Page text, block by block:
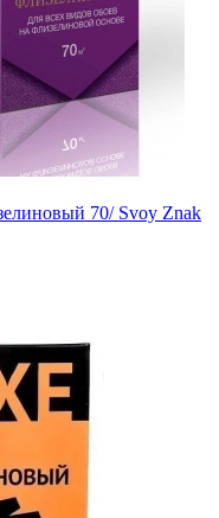
70/ Svoy Znak